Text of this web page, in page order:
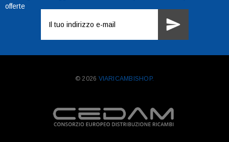
offerte
mail
© 2026 VIARICAMBISHOP.